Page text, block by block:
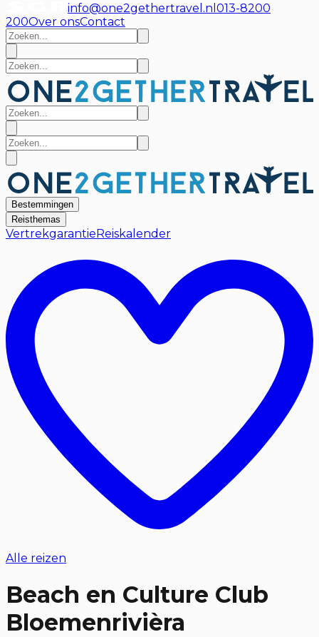
info@one2gethertravel.nl 013-8200
200Over onsContact
Bestemmingen
Reisthemas
Vertrekgarantie Reiskalender
Alle reizen
Beach en Culture Club
Bloemenrivièra